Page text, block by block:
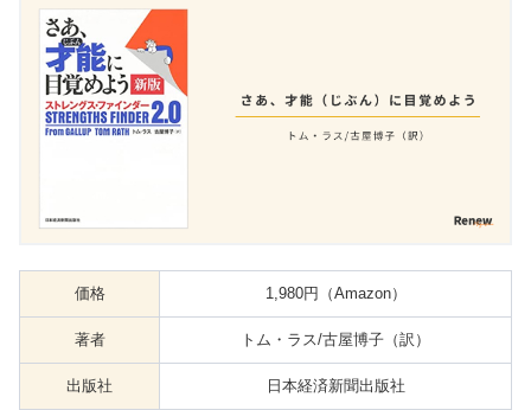
価格 1,980円（Amazon）
著者 トム・ラス/古屋博子（訳）
出版社 日本経済新聞出版社